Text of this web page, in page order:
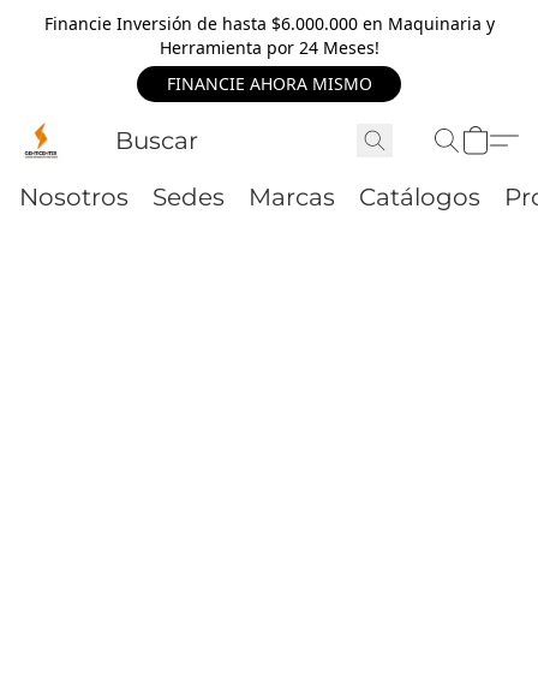
Financie Inversión de hasta $6.000.000 en Maquinaria y
Herramienta por 24 Meses!
FINANCIE AHORA MISMO
Nosotros Sedes Marcas Catálogos